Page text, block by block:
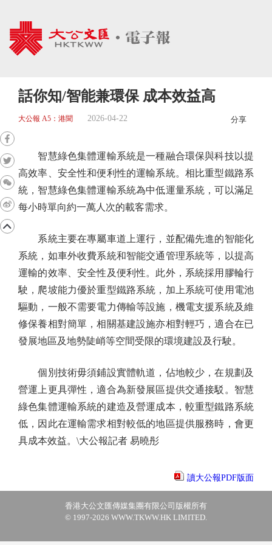
話你知/智能兼環保 成本效益高
大公報 A5：港聞 2026-04-22 分享
智慧綠色集體運輸系統是一種融合環保與科技以提
高效率、安全性和便利性的運輸系統。相比重型鐵路系
統，智慧綠色集體運輸系統為中低運量系統，可以滿足
每小時單向約一萬人次的載客需求。
系統主要在專屬車道上運行，並配備先進的智能化
系統，如車外收費系統和智能交通管理系統等，以提高
運輸的效率、安全性及便利性。此外，系統採用膠輪行
駛，爬坡能力優於重型鐵路系統，加上系統可使用電池
驅動，一般不需要電力傳輸等設施，機電支援系統及維
修保養相對簡單，相關基建設施亦相對輕巧，適合在已
發展地區及地勢陡峭等空間受限的環境建設及行駛。
個別技術毋須鋪設實體軌道，佔地較少，在規劃及
營運上更具彈性，適合為新發展區提供交通接駁。智慧
綠色集體運輸系統的建造及營運成本，較重型鐵路系統
低，因此在運輸需求相對較低的地區提供服務時，會更
具成本效益。\大公報記者 易曉彤
讀大公報PDF版面
香港大公文匯傳媒集團有限公司版權所有
© 1997-2026 WWW.TKWW.HK LIMITED.